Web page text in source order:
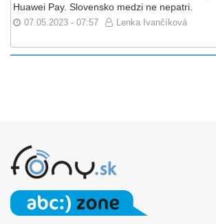
Huawei Pay. Slovensko medzi ne nepatri.
07.05.2023 - 07:57 Lenka Ivančíková